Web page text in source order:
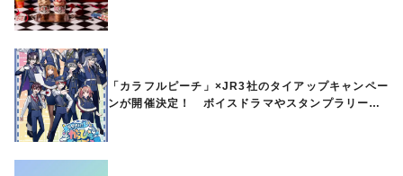
「カラフルピーチ」×JR3社のタイアップキャンペー
ンが開催決定！ ボイスドラマやスタンプラリー、